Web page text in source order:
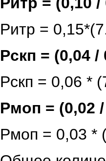
Pитр =
Рскп = (0,04
Рскп = 0,06 *
Рмоп = (0,02
Рмоп = 0,03 *